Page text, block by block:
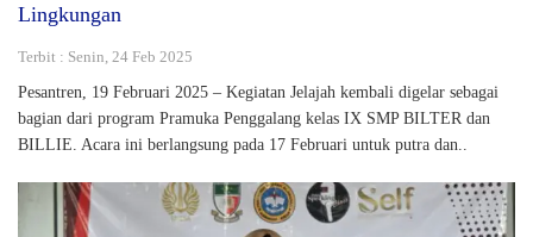
Lingkungan
Terbit : Senin, 24 Feb 2025
Pesantren, 19 Februari 2025 – Kegiatan Jelajah kembali digelar sebagai
bagian dari program Pramuka Penggalang kelas IX SMP BILTER dan
BILLIE. Acara ini berlangsung pada 17 Februari untuk putra dan..